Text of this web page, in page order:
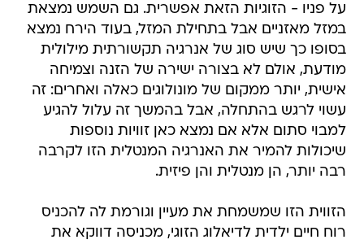
על פניו - הזוגיות הזאת אפשרית. גם השמש נמצאת
במזל מאזניים אבל בתחילת המזל, בעוד הירח נמצא
בסופו כך שיש סוג של אנרגיה תקשורתית מילולית
מודעת, אולם לא בצורה ישירה של הזנה וצמיחה
אישית, יותר ממקום של מונולוגים כאלה ואחרים: זה
עשוי לרגש בהתחלה, אבל בהמשך זה עלול להגיע
למבוי סתום אלא אם נמצא כאן זוויות נוספות
שיכולות להמיר את האנרגיה המנטלית הזו לקרבה
רבה יותר, הן מנטלית והן פיזית.
הזווית הזו שמשמחת את מעיין וגורמת לה להכניס
רוח חיים ילדית לדיאלוג הזוגי, מכניסה דווקא את